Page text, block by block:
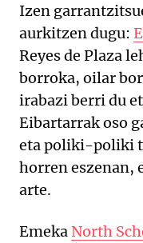
Izen
aurkitzen dugu:
Reyes de Plaza
borroka, oilar
irabazi berri du
Eibartarrak oso
eta poliki-poliki
horren eszenan,
arte.
Emeka North